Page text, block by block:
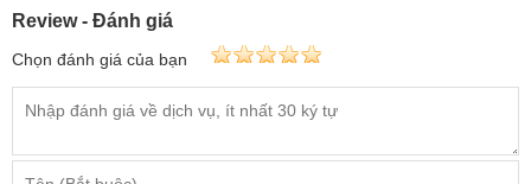
Review - Đánh giá
Chọn đánh giá của bạn